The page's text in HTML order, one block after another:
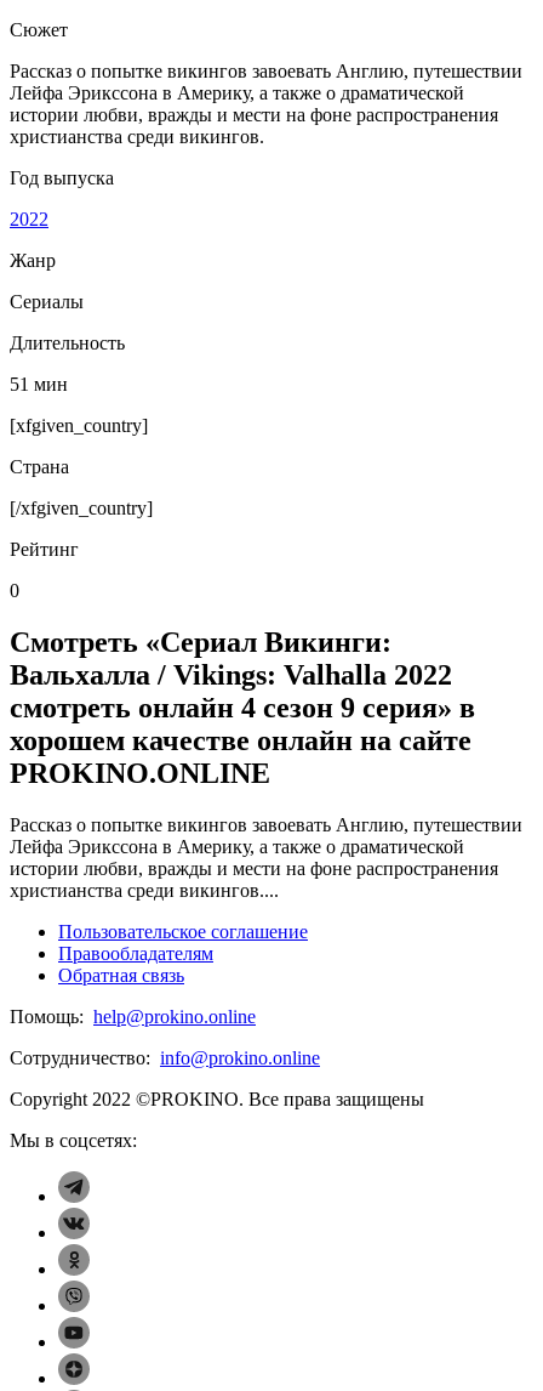
Сюжет
Рассказ о попытке викингов завоевать Англию, путешествии
Лейфа Эрикссона в Америку, а также о драматической
истории любви, вражды и мести на фоне распространения
христианства среди викингов.
Год выпуска
2022
Жанр
Сериалы
Длительность
51 мин
[xfgiven_country]
Страна
[/xfgiven_country]
Рейтинг
0
Смотреть «Сериал Викинги:
Вальхалла / Vikings: Valhalla 2022
смотреть онлайн 4 сезон 9 серия» в
хорошем качестве онлайн на сайте
PROKINO.ONLINE
Рассказ о попытке викингов завоевать Англию, путешествии
Лейфа Эрикссона в Америку, а также о драматической
истории любви, вражды и мести на фоне распространения
христианства среди викингов....
Пользовательское соглашение
Правообладателям
Обратная связь
Помощь: help@prokino.online
Сотрудничество: info@prokino.online
Copyright 2022 ©PROKINO. Все права защищены
Мы в соцсетях: